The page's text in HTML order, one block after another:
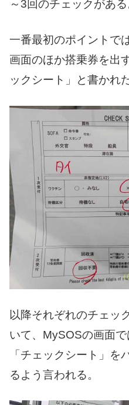
～3回のチェックがある
一番最初のポイントで
画面のほか搭乗券を出
ックシート」と書かれ
以降それぞれのチェッ
いて、MySOSの画面
「チェックシート」を
るよう言われる。